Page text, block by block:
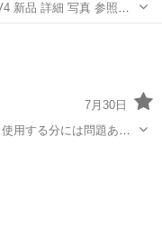
参照で
ダー
7月30日
用する分には問題あり